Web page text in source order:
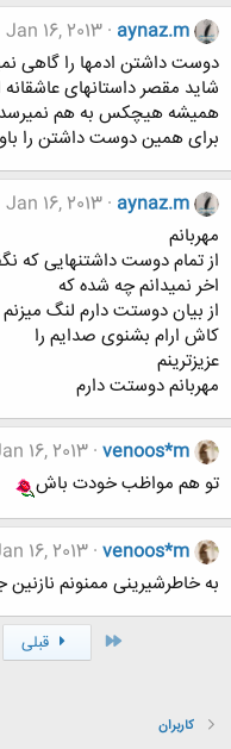
aynaz.m
Jan 16, 2013
دوست داشتن ادمها را گاهی
شاید مقصر داستانهای
همیشه هیچکس به هم نمیرسد
برای همین دوست داشتن را
aynaz.m
Jan 16, 2013
مهربانم
از تمام دوست داشتنهایی که
اخر نمیدانم چه شده که
از بیان دوستت دارم لنگ میزنم
کاش ارام بشنوی صدایم را
عزیزترینم
مهربانم دوستت دارم
venoos*m
16, 2013
تو هم مواظب خودت باش
venoos*m
16, 2013
به خاطرشیرینی ممنونم نازنین
قبلی
کاربران